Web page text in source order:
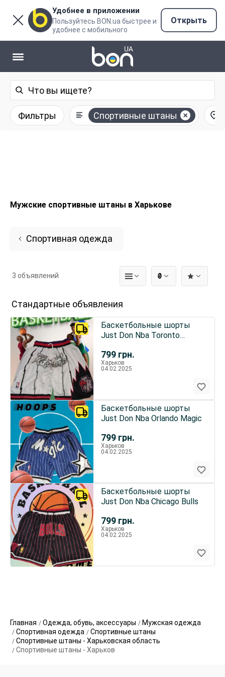
Удобнее в приложении
Пользуйтесь BON.ua быстрее и
удобнее с мобильного
Открыть
Фильтры Спортивные штаны
Мужские спортивные штаны в Харькове
Спортивная одежда
₴
3 объявлений
Стандартные объявления
799 грн.
Баскетбольные шорты
Just Don Nba Toronto
Харьков
04.02.2025
799 грн.
Баскетбольные шорты
Just Don Nba Orlando Magic
Харьков
04.02.2025
799 грн.
Баскетбольные шорты
Just Don Nba Chicago Bulls
Харьков
04.02.2025
Главная Одежда, обувь, аксессуары
Мужская одежда
Спортивная одежда
Спортивные штаны
Спортивные штаны - Харьковская область
Спортивные штаны - Харьков